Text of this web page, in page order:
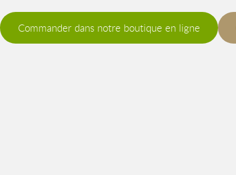
Commander dans notre boutique en ligne